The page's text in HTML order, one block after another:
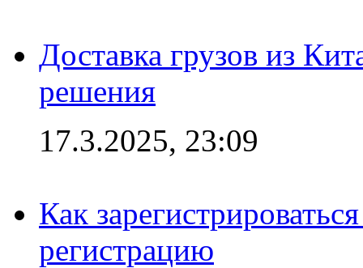
Доставка грузов из
решения
17.3.2025, 23:09
Как
регистрацию